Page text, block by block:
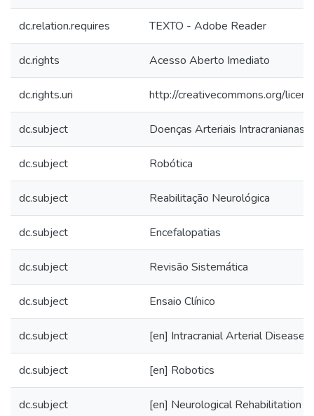
dc.relation.requires TEXTO - Adobe Reader
dc.rights Acesso Aberto Imediato
dc.rights.uri http://creativecommons.org/
dc.subject Doenças Arteriais Intracranianas
dc.subject Robótica
dc.subject Reabilitação Neurológica
dc.subject Encefalopatias
dc.subject Revisão Sistemática
dc.subject Ensaio Clínico
dc.subject [en] Intracranial Arterial Diseases
dc.subject [en] Robotics
dc.subject [en] Neurological Rehabilitation